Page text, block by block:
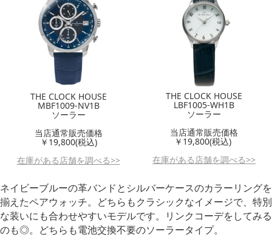
THE CLOCK HOUSE
MBF1009-NV1B
ソーラー
当店通常販売価格
￥19,800(税込)
在庫がある店舗を調べる>>
THE CLOCK HOUSE
LBF1005-WH1B
ソーラー
当店通常販売価格
￥19,800(税込)
在庫がある店舗を調べる>>
ネイビーブルーの革バンドとシルバーケースのカラーリングを
揃えたペアウォッチ。どちらもクラシックなイメージで、特別
な装いにも合わせやすいモデルです。リンクコーデをしてみる
のも◎。どちらも電池交換不要のソーラータイプ。